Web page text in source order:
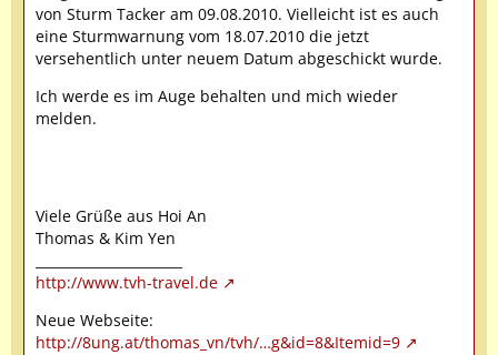
von Sturm Tacker am 09.08.2010. Vielleicht ist es auch
eine Sturmwarnung vom 18.07.2010 die jetzt
versehentlich unter neuem Datum abgeschickt wurde.
Ich werde es im Auge behalten und mich wieder
melden.
Viele Grüße aus Hoi An
Thomas & Kim Yen
http://www.tvh-travel.de
Neue Webseite:
http://8ung.at/thomas_vn/tvh/…g&id=8&Itemid=9